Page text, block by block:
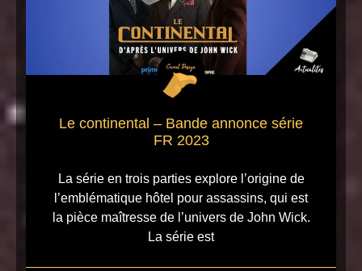
Le continental – Bande annonce série
FR 2023
La série en trois parties explore l’origine de
l’emblématique hôtel pour assassins, qui est
la pièce maîtresse de l’univers de John Wick.
La série est